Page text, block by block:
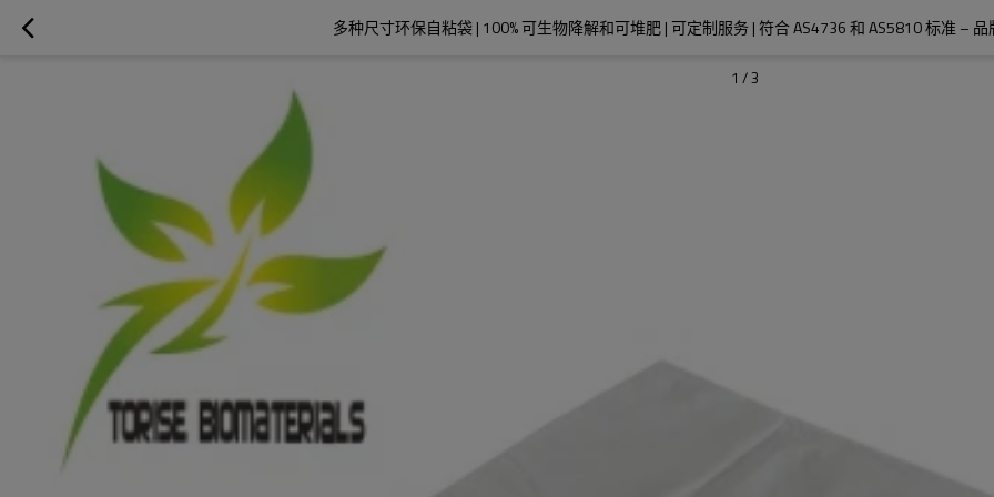
多种尺寸环保自粘袋 | 100% 可生物降解和可堆肥 | 可定制服务 | 符合 AS4736 和 AS5810 标准 –
1 /3